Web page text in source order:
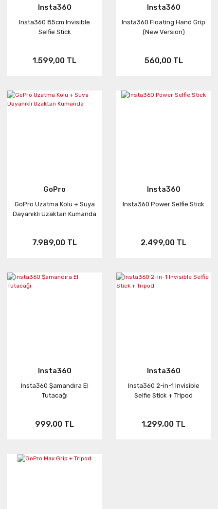
Insta360
Insta360 85cm Invisible
Selfie Stick
1.599,00 TL
Insta360
Insta360 Floating Hand Grip
(New Version)
560,00 TL
GoPro
GoPro Uzatma Kolu + Suya
Dayanıklı Uzaktan Kumanda
7.989,00 TL
Insta360
Insta360 Power Selfie Stick
2.499,00 TL
Insta360
Insta360 Şamandıra El
Tutacağı
999,00 TL
Insta360
Insta360 2-in-1 Invisible
Selfie Stick + Tripod
1.299,00 TL